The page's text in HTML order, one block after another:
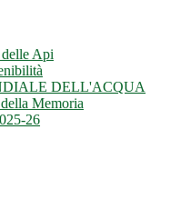
Api
DELL'ACQUA
Memoria
26